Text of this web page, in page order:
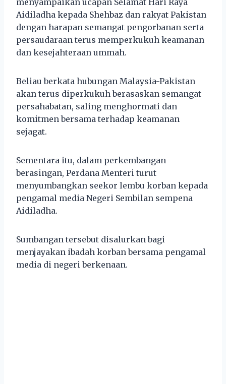
Aidiladha kepada Shehbaz dan rakyat Pakistan
dengan harapan semangat pengorbanan serta
persaudaraan terus memperkukuh keamanan
dan kesejahteraan ummah.
Beliau berkata hubungan Malaysia-Pakistan
akan terus diperkukuh berasaskan semangat
persahabatan, saling menghormati dan
komitmen bersama terhadap keamanan
sejagat.
Sementara itu, dalam perkembangan
berasingan, Perdana Menteri turut
menyumbangkan seekor lembu korban kepada
pengamal media Negeri Sembilan sempena
Aidiladha.
Sumbangan tersebut disalurkan bagi
menjayakan ibadah korban bersama pengamal
media di negeri berkenaan.